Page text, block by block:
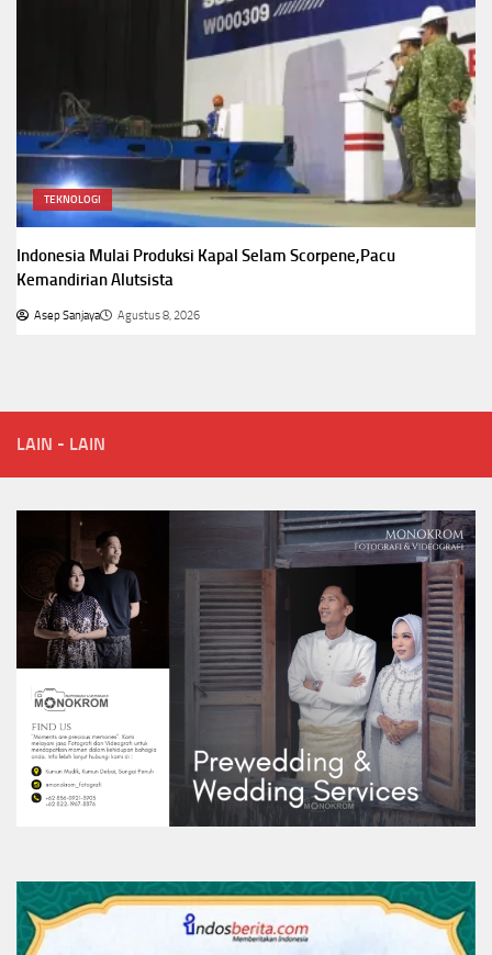
TEKNOLOGI
Indonesia Mulai Produksi Kapal Selam Scorpene,Pacu
Kemandirian Alutsista
Asep Sanjaya Agustus 8, 2026
LAIN - LAIN